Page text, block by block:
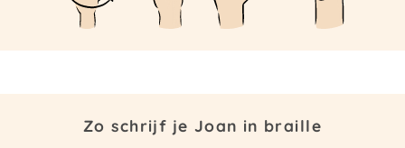
Zo schrijf je Joan in braille